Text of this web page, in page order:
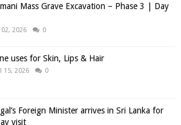
Mass Grave Excavation – Phase 3 | Day
02, 2026 0
uses for Skin, Lips & Hair
15, 2026 0
Foreign Minister arrives in Sri Lanka for
visit